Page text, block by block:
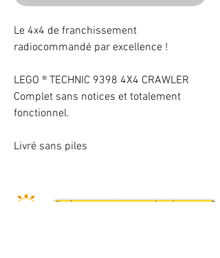
Le 4x4 de franchissement
radiocommandé par excellence !
LEGO ® TECHNIC 9398 4X4 CRAWLER
Complet sans notices et totalement
fonctionnel.
Livré sans piles
Illuminez vos LEGO® -10% avec le code BAB102025